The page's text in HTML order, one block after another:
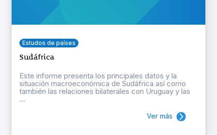
Estudos de países
Sudáfrica
Este informe presenta los principales datos y la
situación macroeconómica de Sudáfrica así como
también las relaciones bilaterales con Uruguay y las
...
Ver más